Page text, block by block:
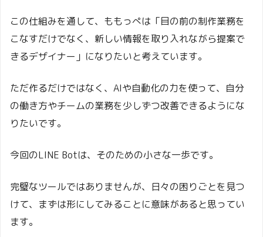
この仕組みを通して、ももっぺは「目の前の制作業務を
こなすだけでなく、新しい情報を取り入れながら提案で
きるデザイナー」になりたいと考えています。
ただ作るだけではなく、AIや自動化の力を使って、自分
の働き方やチームの業務を少しずつ改善できるようにな
りたいです。
今回のLINE Botは、そのための小さな一歩です。
完璧なツールではありませんが、日々の困りごとを見つ
けて、まずは形にしてみることに意味があると思ってい
ます。